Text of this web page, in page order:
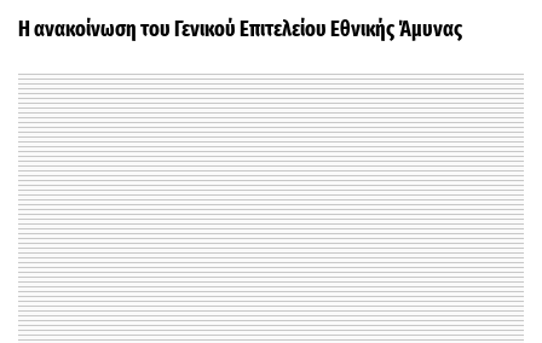
Η ανακοίνωση του Γενικού Επιτελείου Εθνικής Άμυνας